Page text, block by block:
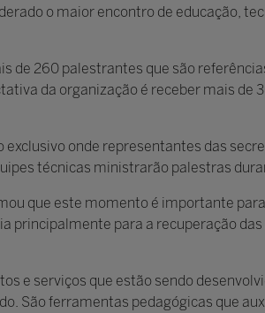
o maior encontro de educação,
de 260 palestrantes que são
da organização é receber mais de
onde representantes das
técnicas ministrarão palestras
que este momento é importante
principalmente para a recuperação
e serviços que estão sendo
São ferramentas pedagógicas que